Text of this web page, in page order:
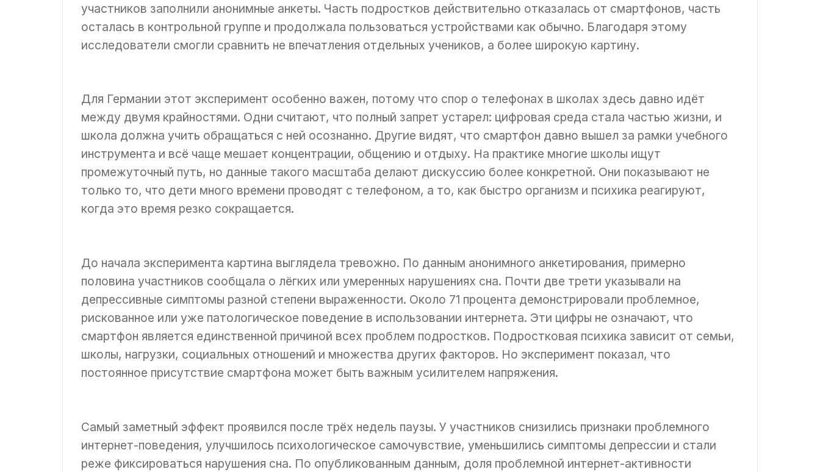
участников заполнили анонимные анкеты. Часть подростков действительно отказалась от смартфонов, часть
осталась в контрольной группе и продолжала пользоваться устройствами как обычно. Благодаря этому
исследователи смогли сравнить не впечатления отдельных учеников, а более широкую картину.
Для Германии этот эксперимент особенно важен, потому что спор о телефонах в школах здесь давно идёт
между двумя крайностями. Одни считают, что полный запрет устарел: цифровая среда стала частью жизни, и
школа должна учить обращаться с ней осознанно. Другие видят, что смартфон давно вышел за рамки учебного
инструмента и всё чаще мешает концентрации, общению и отдыху. На практике многие школы ищут
промежуточный путь, но данные такого масштаба делают дискуссию более конкретной. Они показывают не
только то, что дети много времени проводят с телефоном, а то, как быстро организм и психика реагируют,
когда это время резко сокращается.
До начала эксперимента картина выглядела тревожно. По данным анонимного анкетирования, примерно
половина участников сообщала о лёгких или умеренных нарушениях сна. Почти две трети указывали на
депрессивные симптомы разной степени выраженности. Около 71 процента демонстрировали проблемное,
рискованное или уже патологическое поведение в использовании интернета. Эти цифры не означают, что
смартфон является единственной причиной всех проблем подростков. Подростковая психика зависит от семьи,
школы, нагрузки, социальных отношений и множества других факторов. Но эксперимент показал, что
постоянное присутствие смартфона может быть важным усилителем напряжения.
Самый заметный эффект проявился после трёх недель паузы. У участников снизились признаки проблемного
интернет-поведения, улучшилось психологическое самочувствие, уменьшились симптомы депрессии и стали
реже фиксироваться нарушения сна. По опубликованным данным, доля проблемной интернет-активности